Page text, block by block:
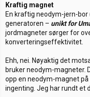
Kraftig magnet
En kraftig neodym-jern-bor
generatoren – unikt for
jordmagneter sørger for
konverteringseffektivitet.
Ehh, nei. Nøyaktig det
bruker neodym-magneter.
opp en neodym-magnet på
ingenting. Jeg har rundt et